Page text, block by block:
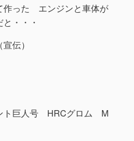
った エンジンと車体が
・・・
伝）
ト巨人号 HRCグロム M